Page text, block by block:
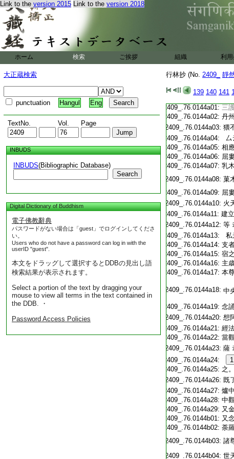
Link to the version 2015 Link to the version 2018
ホーム 検索 ご挨拶 組織 利
大正蔵検索
punctuation Hangul Eng
TextNo. Vol. Page
INBUDS
INBUDS(Bibliographic Database)
Search
Digital Dictionary of Buddhism
電子佛教辭典
パスワードがない場合は「guest」でログインしてくださ
い。
Users who do not have a password can log in with the
userID "guest".
本文をドラッグして選択するとDDBの見出し語
検索結果が表示されます。
Select a portion of the text by dragging your
mouse to view all terms in the text contained in
the DDB. ・
Password Access Policies
行林抄 (No. 2409_ 靜
139 140 141
T2409_.76.0143c21:次
T2409_.76.0143c22:
次
T2409_.76.0143c23:
三
T2409_.76.0143c24:
師
T2409_.76.0143c25: 相
T2409_.76.0143c27: 用
T2409_.76.0143c28: 私
T2409_.76.0144a01: 三
T2409_.76.0144a02: 丹
T2409_.76.0144a03: 猥
T2409_.76.0144a04:
厶
T2409_.76.0144a05: 相
T2409_.76.0144a06: 屈
T2409_.76.0144a07: 乳木
T2409_.76.0144a08: 菓
T2409_.76.0144a09: 屈
T2409_.76.0144a10: 火
T2409_.76.0144a11: 建
T2409_.76.0144a12: 等
T2409_.76.0144a13:
私
T2409_.76.0144a14: 支
T2409_.76.0144a15: 宿
T2409_.76.0144a16: 主
T2409_.76.0144a17: 本
T2409_.76.0144a18: 中
T2409_.76.0144a19: 念
T2409_.76.0144a20: 想
T2409_.76.0144a21: 經
T2409_.76.0144a22: 當
T2409_.76.0144a23: 薩
T2409_.76.0144a24: 1
T2409_.76.0144a25: 之
T2409_.76.0144a26: 既
T2409_.76.0144a27: 爐
T2409_.76.0144a28: 中
T2409_.76.0144a29: 又
T2409_.76.0144b01: 又
T2409_.76.0144b02: 荼
T2409_.76.0144b03: 諸
T2409_.76.0144b04: 世